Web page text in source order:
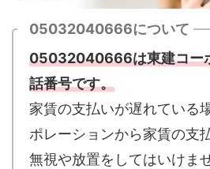
05032040666について
05032040666は東建コー
話番号です。
家賃の支払いが遅れている
ポレーションから家賃の支
無視や放置をしてはいけませ